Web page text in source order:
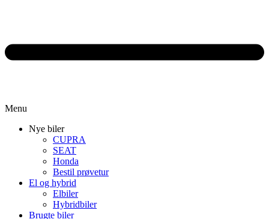
Menu
Nye biler
CUPRA
SEAT
Honda
Bestil prøvetur
El og hybrid
Elbiler
Hybridbiler
Brugte biler